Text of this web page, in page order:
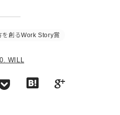
を創るWork Story賞
WILL